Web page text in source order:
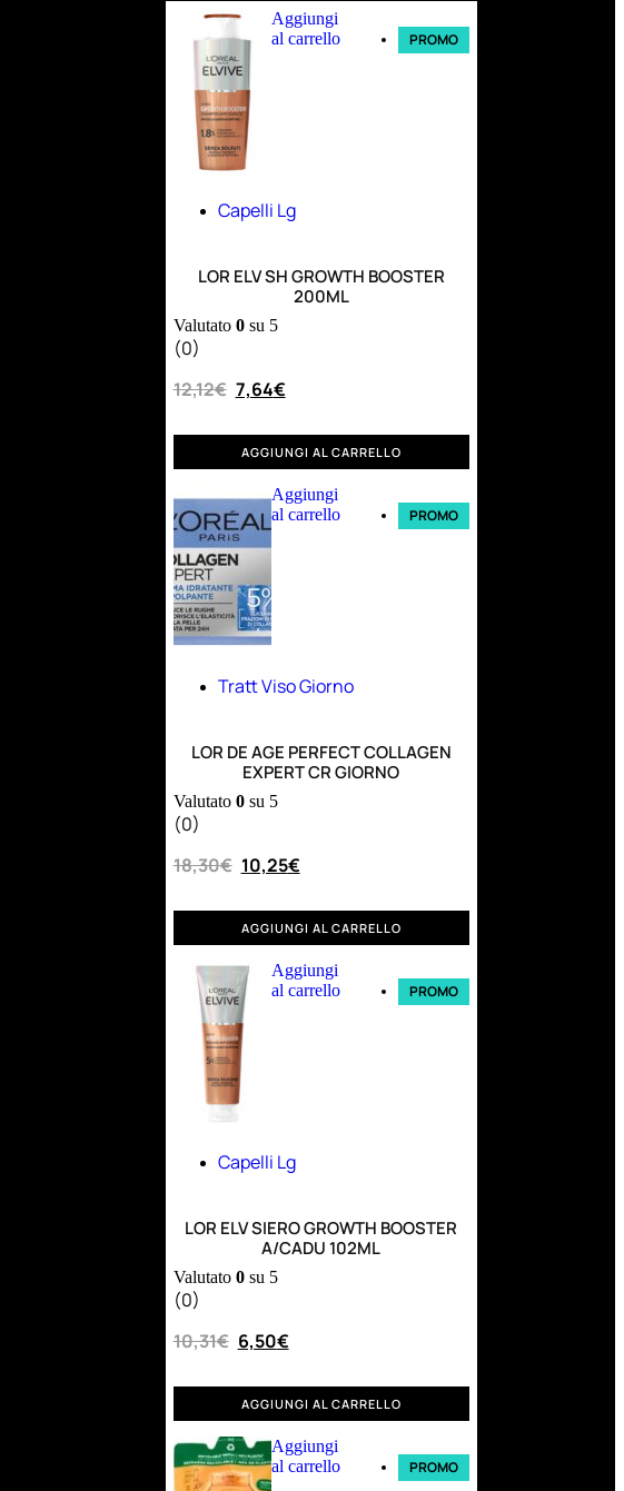
Aggiungi
al carrello
PROMO
Capelli Lg
LOR ELV SH GROWTH BOOSTER
200ML
Valutato 0su 5
(0)
12,12€ 7,64€
AGGIUNGI AL CARRELLO
Aggiungi
al carrello
PROMO
Tratt Viso Giorno
LOR DE AGE PERFECT COLLAGEN
EXPERT CR GIORNO
Valutato 0su 5
(0)
18,30€ 10,25€
AGGIUNGI AL CARRELLO
Aggiungi
al carrello
PROMO
Capelli Lg
LOR ELV SIERO GROWTH BOOSTER
A/CADU 102ML
Valutato 0su 5
(0)
10,31€ 6,50€
AGGIUNGI AL CARRELLO
Aggiungi
al carrello
PROMO